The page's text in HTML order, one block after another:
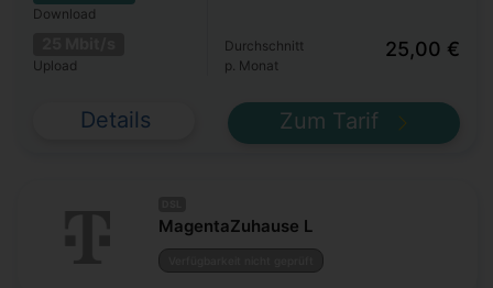
Download
Upload
Durchschnitt
p. Monat
25,00 €
Details Zum Tarif
MagentaZuhause L